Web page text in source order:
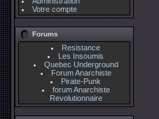
Votre compte
Forums
Resistance
Les Insoumis
Quebec Underground
Forum Anarchiste
Pirate-Punk
forum Anarchiste
Revolutionnaire